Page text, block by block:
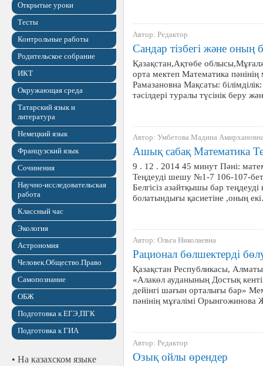
Открытые уроки
Тесты
Контрольные работы
Родительское собрание
ИКТ
Окружающая среда
Татарский язык и
литература
Немецкий язык
Французский язык
Сочинения
Научно-исследовательская
работа
Классный час
Экология
Астрономия
Человек.Общество.Право
Самопознание
ОБЖ
Подготовка к ЕГЭ,ПГК
Подготовка к ГИА
• На казахском языке
Автор: Редактор
Сандар тізбегі және оның
Қазақстан,Ақтөбе
орта мектеп Математика
Рамазановна Мақсаты:
тәсілдері туралы түсінік беру
Автор: Умбетова Мадина
Ашық сабақ Математика
9 . 12 . 2014 45 минут Пәні:
Теңдеуді шешу №1-7 106-107-
Белгісіз азайтқышы бар
болатындығы қасиетіне ,оның
Автор: Ольга Николаевна
Рационал бөлшектерді
Қазақстан Республикасы,
«Алакөл ауданының Достық
дейінгі шағын орталығы бар»
пәнінің мұғалімі
Автор: Редактор
Озық ойлы өрендер